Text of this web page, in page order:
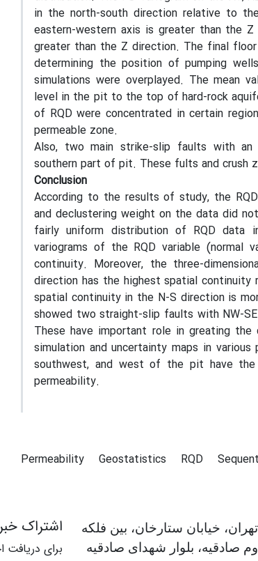
in the north-south direction relative to
eastern-western axis is greater than the
greater than the Z direction. The final
determining the position of pumping
simulations were overplayed. The mean
level in the pit to the top of hard-rock
of RQD were concentrated in certain
permeable zone.
Also, two main strike-slip faults with an
southern part of pit. These fults and crush
Conclusion
According to the results of study, the
and declustering weight on the data did
fairly uniform distribution of RQD data
variograms of the RQD variable (normal
continuity. Moreover, the three-
direction has the highest spatial
spatial continuity in the N-S direction is
showed two straight-slip faults with NW-
These have important role in greating the
simulation and uncertainty maps in
southwest, and west of the pit have
permeability.
Permeability Geostatistics RQD
خیابان ستارخان، بین فلکه
صادقیه، بلوار شهدای صادقیه
اشتراک
برای دریافت